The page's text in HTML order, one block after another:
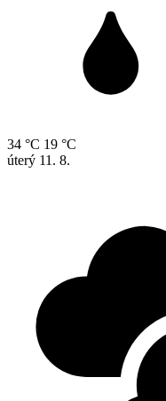
34 °C 19 °C
úterý 11. 8.